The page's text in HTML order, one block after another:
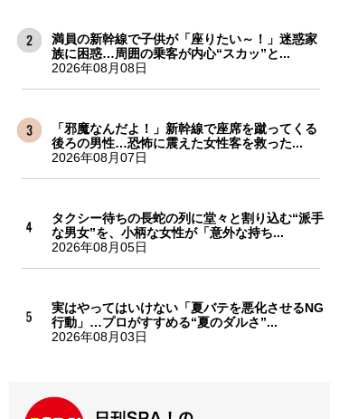
満員の新幹線で子供が「座りたい～！」迷惑家
族に困惑…周囲の乗客が内心“スカッ”と...
2026年08月08日
「邪魔なんだよ！」新幹線で座席を蹴ってくる
後ろの男性…恐怖に震えた女性客を救った...
2026年08月07日
タクシー待ちの長蛇の列に堂々と割り込む“派手
な男女”を、小柄な女性が「意外な持ち...
2026年08月05日
実はやってはいけない「夏バテを悪化させるNG
行動」…プロがすすめる“夏のダルさ”...
2026年08月03日